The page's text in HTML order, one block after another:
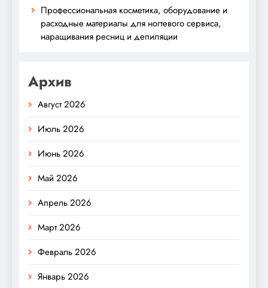
Профессиональная косметика, оборудование и
расходные материалы для ногтевого сервиса,
наращивания ресниц и депиляции
Архив
Август 2026
Июль 2026
Июнь 2026
Май 2026
Апрель 2026
Март 2026
Февраль 2026
Январь 2026